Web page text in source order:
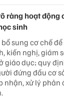
ràng hoạt động
sinh
sung cơ chế
kiến nghị, giám
giáo dục; quy
đứng đầu cơ
nhận, xử lý phản